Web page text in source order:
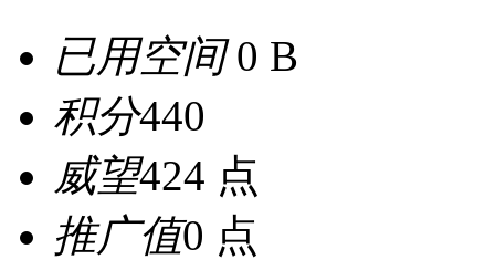
已用空间0 B
积分440
威望424 点
推广值0 点